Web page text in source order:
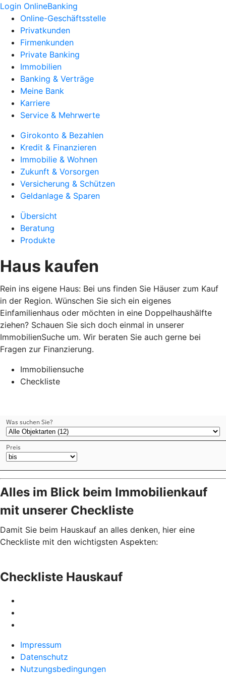
Login OnlineBanking
Online-Geschäftsstelle
Privatkunden
Firmenkunden
Private Banking
Immobilien
Banking & Verträge
Meine Bank
Karriere
Service & Mehrwerte
Girokonto & Bezahlen
Kredit & Finanzieren
Immobilie & Wohnen
Zukunft & Vorsorgen
Versicherung & Schützen
Geldanlage & Sparen
Übersicht
Beratung
Produkte
Haus kaufen
Rein ins eigene Haus: Bei uns finden Sie Häuser zum Kauf
in der Region. Wünschen Sie sich ein eigenes
Einfamilienhaus oder möchten in eine Doppelhaushälfte
ziehen? Schauen Sie sich doch einmal in unserer
ImmobilienSuche um. Wir beraten Sie auch gerne bei
Fragen zur Finanzierung.
Immobiliensuche
Checkliste
Alles im Blick beim Immobilienkauf
mit unserer Checkliste
Damit Sie beim Hauskauf an alles denken, hier eine
Checkliste mit den wichtigsten Aspekten:
Checkliste Hauskauf
Impressum
Datenschutz
Nutzungsbedingungen